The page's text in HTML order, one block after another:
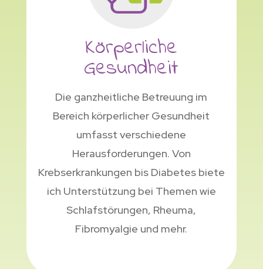
Körperliche
Gesundheit
Die ganzheitliche Betreuung im
Bereich körperlicher Gesundheit
umfasst verschiedene
Herausforderungen. Von
Krebserkrankungen bis Diabetes biete
ich Unterstützung bei Themen wie
Schlafstörungen, Rheuma,
Fibromyalgie und mehr.